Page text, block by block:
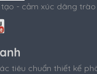
- cảm xúc dâng trào
tiêu chuẩn thiết kế